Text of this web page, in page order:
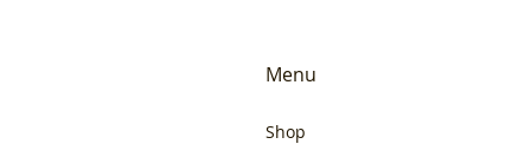
Menu
Shop